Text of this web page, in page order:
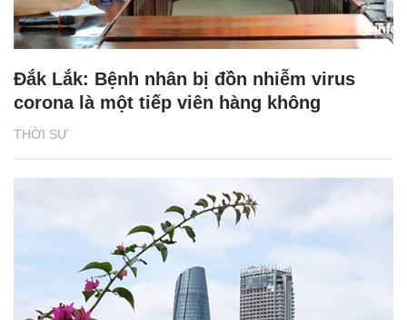
THỜI SỰ
Đắk Lắk: Bệnh nhân bị đồn nhiễm virus
corona là một tiếp viên hàng không